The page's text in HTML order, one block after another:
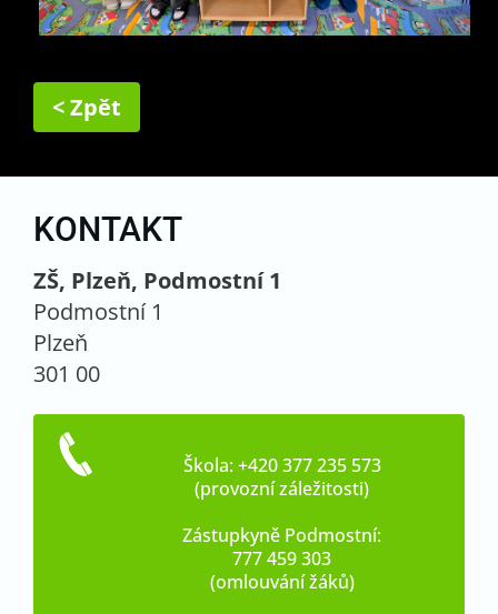
< Zpět
KONTAKT
ZŠ, Plzeň, Podmostní 1
Podmostní 1
Plzeň
301 00
Škola: +420 377 235 573
(provozní záležitosti)
Zástupkyně Podmostní:
777 459 303
(omlouvání žáků)